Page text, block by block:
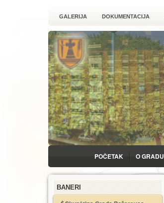
GALERIJA DOKUMENTACIJA
POČETAK O GRADU
BANERI